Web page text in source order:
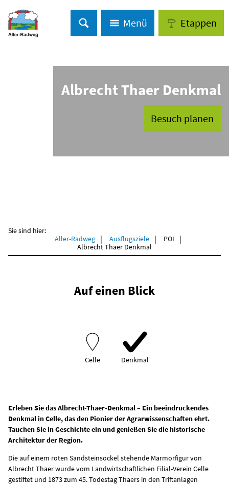
Menü Etappen
Albrecht Thaer Denkmal
Besuch planen
Sie sind hier:
Aller-Radweg
Ausflugsziele
POI
Albrecht Thaer Denkmal
Auf einen Blick
Celle Denkmal
Erleben Sie das Albrecht-Thaer-Denkmal– Ein beeindruckendes
Denkmal in Celle, das den Pionier der Agrarwissenschaften ehrt.
Tauchen Sie in Geschichte ein und genießen Sie die historische
Architektur der Region.
Die auf einem roten Sandsteinsockel stehende Marmorfigur von
Albrecht Thaer wurde vom Landwirtschaftlichen Filial-Verein Celle
gestiftet und 1873 zum 45. Todestag Thaers in den Triftanlagen